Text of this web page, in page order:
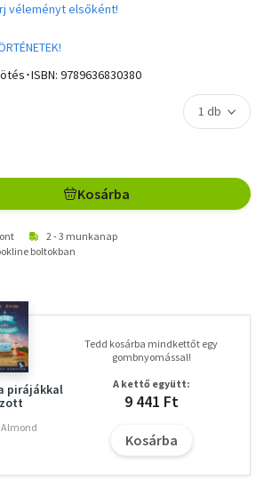
véleményt elsőként!
･ISBN: 9789636830380
Kosárba
2 - 3 munkanap
boltokban
pirájákkal
Tedd kosárba mindkettőt egy
gombnyomással!
A kettő együtt:
9 441 Ft
Kosárba